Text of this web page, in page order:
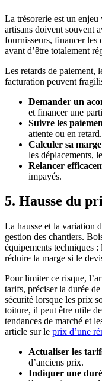
La trésorerie est un
artisans doivent souvent
fournisseurs, financer les
avant d’être totalement
Les retards de paiement,
facturation peuvent
Demander un
et financer une
Suivre les
attente ou en retard.
Calculer sa
les déplacements,
Relancer
impayés.
5. Hausse du
La hausse et la variation
gestion des chantiers.
équipements techniques
réduire la marge si le
Pour limiter ce risque,
tarifs, préciser la durée
sécurité lorsque les prix
toiture, il peut être utile
tendances de marché et
article sur le prix d’une
Actualiser les
d’anciens prix.
Indiquer une